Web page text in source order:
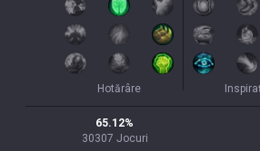
Hotărâre
65.12%
30307 Jocuri